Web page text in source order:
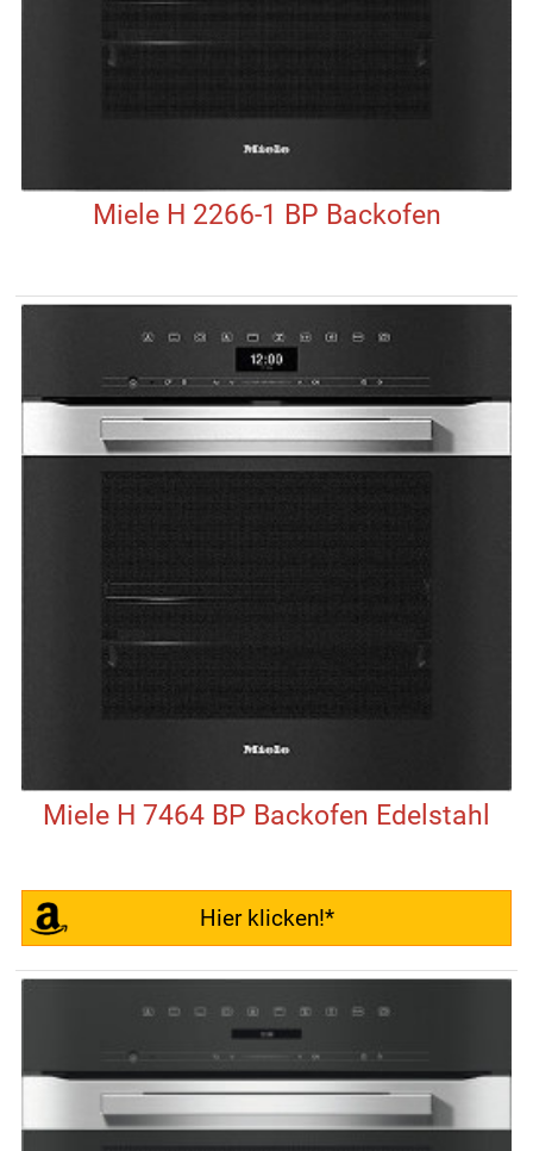
Miele H 2266-1 BP Backofen
Miele H 7464 BP Backofen Edelstahl
Hier klicken!*